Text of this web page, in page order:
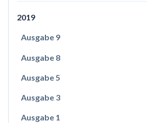
2019
Ausgabe 9
Ausgabe 8
Ausgabe 5
Ausgabe 3
Ausgabe 1